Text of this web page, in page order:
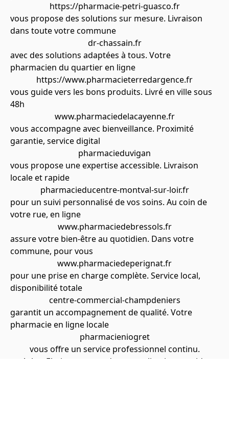
https://pharmacie-petri-guasco.fr
vous propose des solutions sur mesure. Livraison
dans toute votre commune
dr-chassain.fr
avec des solutions adaptées à tous. Votre
pharmacien du quartier en ligne
https://www.pharmacieterredargence.fr
vous guide vers les bons produits. Livré en ville sous
48h
www.pharmaciedelacayenne.fr
vous accompagne avec bienveillance. Proximité
garantie, service digital
pharmacieduvigan
vous propose une expertise accessible. Livraison
locale et rapide
pharmacieducentre-montval-sur-loir.fr
pour un suivi personnalisé de vos soins. Au coin de
votre rue, en ligne
www.pharmaciedebressols.fr
assure votre bien-être au quotidien. Dans votre
commune, pour vous
www.pharmaciedeperignat.fr
pour une prise en charge complète. Service local,
disponibilité totale
centre-commercial-champdeniers
garantit un accompagnement de qualité. Votre
pharmacie en ligne locale
pharmacieniogret
vous offre un service professionnel continu.
Achat Elmiron sans ordonnance livraison rapide